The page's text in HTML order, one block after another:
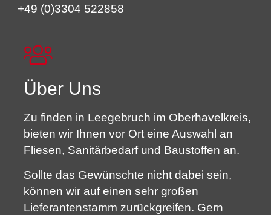
+49 (0)3304 522858
Über Uns
Zu finden in Leegebruch im Oberhavelkreis,
bieten wir Ihnen vor Ort eine Auswahl an
Fliesen, Sanitärbedarf und Baustoffen an.
Sollte das Gewünschte nicht dabei sein,
können wir auf einen sehr großen
Lieferantenstamm zurückgreifen. Gern